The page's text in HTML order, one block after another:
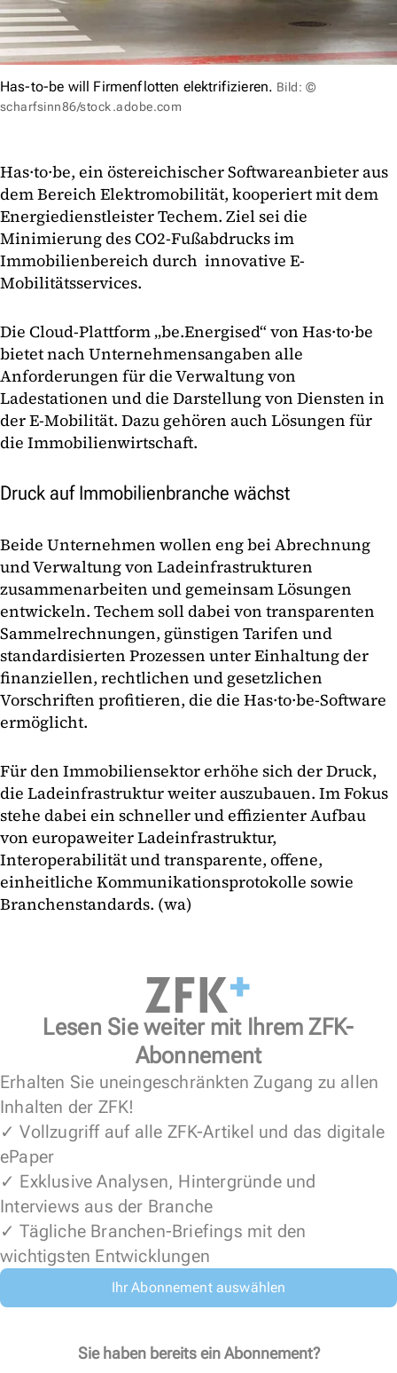
Has-to-be will Firmenflotten elektrifizieren. Bild: ©
scharfsinn86/stock.adobe.com
Has·to·be, ein östereichischer Softwareanbieter aus
dem Bereich Elektromobilität, kooperiert mit dem
Energiedienstleister Techem. Ziel sei die
Minimierung des CO2-Fußabdrucks im
Immobilienbereich durch innovative E-
Mobilitätsservices.
Die Cloud-Plattform „be.Energised“ von Has·to·be
bietet nach Unternehmensangaben alle
Anforderungen für die Verwaltung von
Ladestationen und die Darstellung von Diensten in
der E-Mobilität. Dazu gehören auch Lösungen für
die Immobilienwirtschaft.
Druck auf Immobilienbranche wächst
Beide Unternehmen wollen eng bei Abrechnung
und Verwaltung von Ladeinfrastrukturen
zusammenarbeiten und gemeinsam Lösungen
entwickeln. Techem soll dabei von transparenten
Sammelrechnungen, günstigen Tarifen und
standardisierten Prozessen unter Einhaltung der
finanziellen, rechtlichen und gesetzlichen
Vorschriften profitieren, die die Has·to·be-Software
ermöglicht.
Für den Immobiliensektor erhöhe sich der Druck,
die Ladeinfrastruktur weiter auszubauen. Im Fokus
stehe dabei ein schneller und effizienter Aufbau
von europaweiter Ladeinfrastruktur,
Interoperabilität und transparente, offene,
einheitliche Kommunikationsprotokolle sowie
Branchenstandards. (wa)
Lesen Sie weiter mit Ihrem ZFK-
Abonnement
Erhalten Sie uneingeschränkten Zugang zu allen
Inhalten der ZFK!
✓ Vollzugriff auf alle ZFK-Artikel und das digitale
ePaper
✓ Exklusive Analysen, Hintergründe und
Interviews aus der Branche
✓ Tägliche Branchen-Briefings mit den
wichtigsten Entwicklungen
Ihr Abonnement auswählen
Sie haben bereits ein Abonnement?